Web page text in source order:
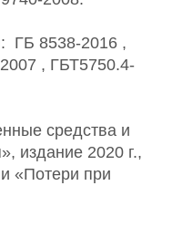
ГБ 8538-2016 ,
, ГБТ5750.4-
средства и
издание 2020 г.,
«Потери при